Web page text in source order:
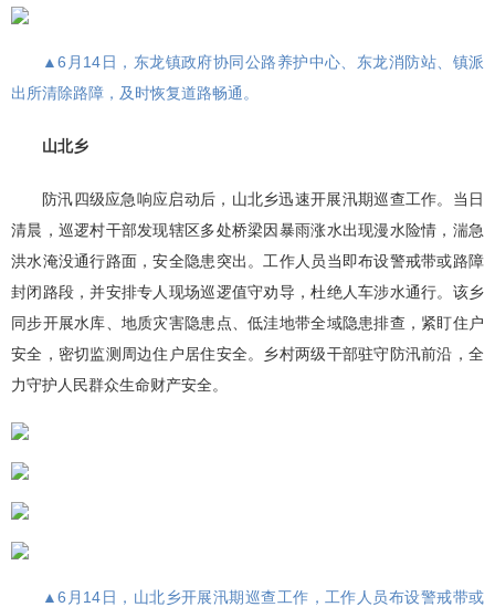
▲6月14日，东龙镇政府协同公路养护中心、东龙消防站、镇派
出所清除路障，及时恢复道路畅通。
山北乡
防汛四级应急响应启动后，山北乡迅速开展汛期巡查工作。当日
清晨，巡逻村干部发现辖区多处桥梁因暴雨涨水出现漫水险情，湍急
洪水淹没通行路面，安全隐患突出。工作人员当即布设警戒带或路障
封闭路段，并安排专人现场巡逻值守劝导，杜绝人车涉水通行。该乡
同步开展水库、地质灾害隐患点、低洼地带全域隐患排查，紧盯住户
安全，密切监测周边住户居住安全。乡村两级干部驻守防汛前沿，全
力守护人民群众生命财产安全。
▲6月14日，山北乡开展汛期巡查工作，工作人员布设警戒带或